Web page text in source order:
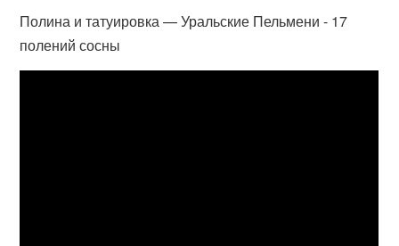
Полина и татуировка — Уральские Пельмени - 17
полений сосны